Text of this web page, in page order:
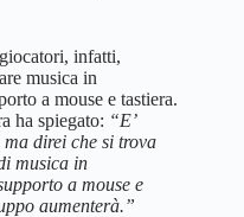
infatti,
musica in
a mouse e tastiera.
ha spiegato: “E’
direi che si trova
musica in
a mouse e
aumenterà.”